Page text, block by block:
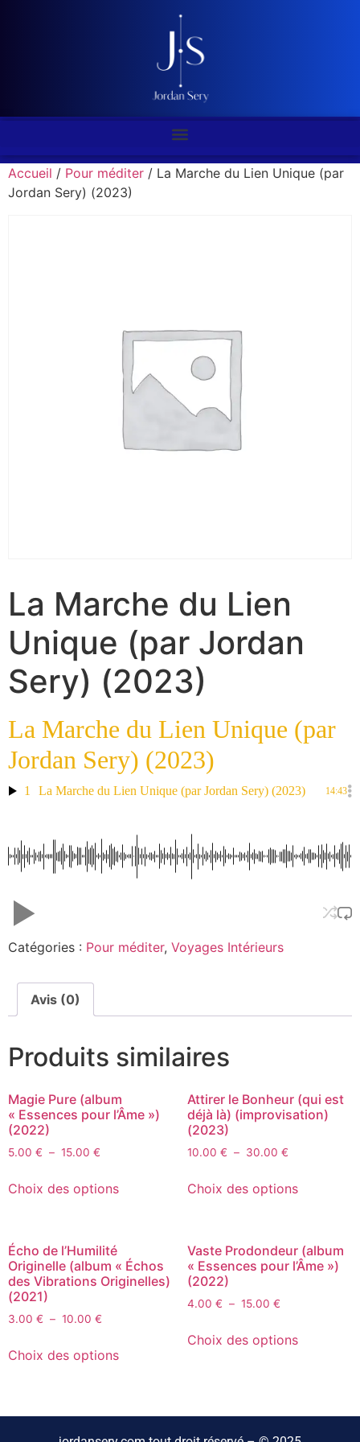
Accueil / Pour méditer / La Marche du Lien Unique (par
Jordan Sery) (2023)
La Marche du Lien
Unique (par Jordan
Sery) (2023)
La Marche du Lien Unique (par
Jordan Sery) (2023)
1 La Marche du Lien Unique (par Jordan Sery) (2023) 14:43
Catégories : Pour méditer, Voyages Intérieurs
Avis (0)
Produits similaires
Magie Pure (album
« Essences pour l’Âme »)
(2022)
5.00 € – 15.00 €
Choix des options
Attirer le Bonheur (qui est
déjà là) (improvisation)
(2023)
10.00 € – 30.00 €
Choix des options
Écho de l’Humilité
Originelle (album « Échos
des Vibrations Originelles)
(2021)
3.00 € – 10.00 €
Choix des options
Vaste Prodondeur (album
« Essences pour l’Âme »)
(2022)
4.00 € – 15.00 €
Choix des options